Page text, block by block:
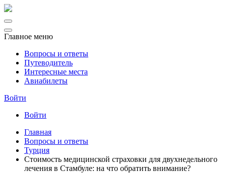
Главное меню
Вопросы и ответы
Путеводитель
Интересные места
Авиабилеты
Войти
Войти
Главная
Вопросы и ответы
Турция
Стоимость медицинской страховки для двухнедельного
лечения в Стамбуле: на что обратить внимание?